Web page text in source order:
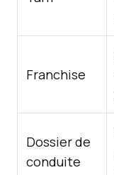
Franchise
Dossier de
conduite